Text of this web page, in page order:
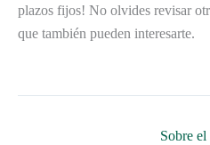
plazos fijos! No olvides revisar
que también pueden interesarte.
Sobre el